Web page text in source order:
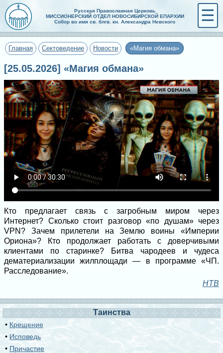
Русская Православная Церковь
МИССИОНЕРСКИЙ ОТДЕЛ НОВОСИБИРСКОЙ ЕПАРХИИ
Собор во имя св. блгв. кн. Александра Невского
☰
Главная Сектоведение Новости «Магия обмана»
[25.05.2026] «Магия обмана»
Кто предлагает связь с загробным миром через
Интернет? Сколько стоит разговор «по душам» через
VPN? Зачем прилетели на Землю воины «Империи
Ориона»? Кто продолжает работать с доверчивыми
клиентами по старинке? Битва чародеев и чудеса
дематериализации жилплощади — в программе «ЧП.
Расследование».
НТВ
Таинства
• Крещение
• Исповедь
• Причастие